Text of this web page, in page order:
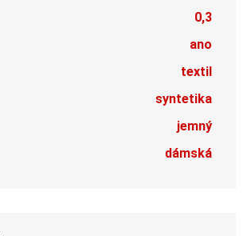
0,3
ano
textil
syntetika
jemný
dámská